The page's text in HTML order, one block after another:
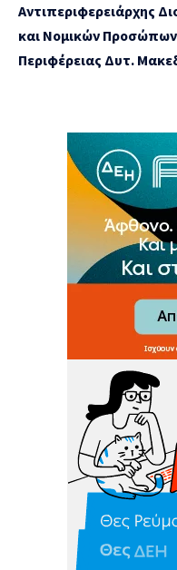
Αντιπεριφερειάρχης
και Νομικών Προσώπων
Περιφέρειας Δυτ.